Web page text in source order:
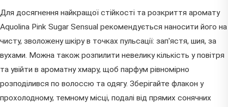
Для досягнення найкращої стійкості та розкриття аромату
Aquolina Pink Sugar Sensual рекомендується наносити його на
чисту, зволожену шкіру в точках пульсації: зап'ястя, шия, за
вухами. Можна також розпилити невелику кількість у повітря
та увійти в ароматну хмару, щоб парфум рівномірно
розподілився по волоссю та одягу. Зберігайте флакон у
прохолодному, темному місці, подалі від прямих сонячних